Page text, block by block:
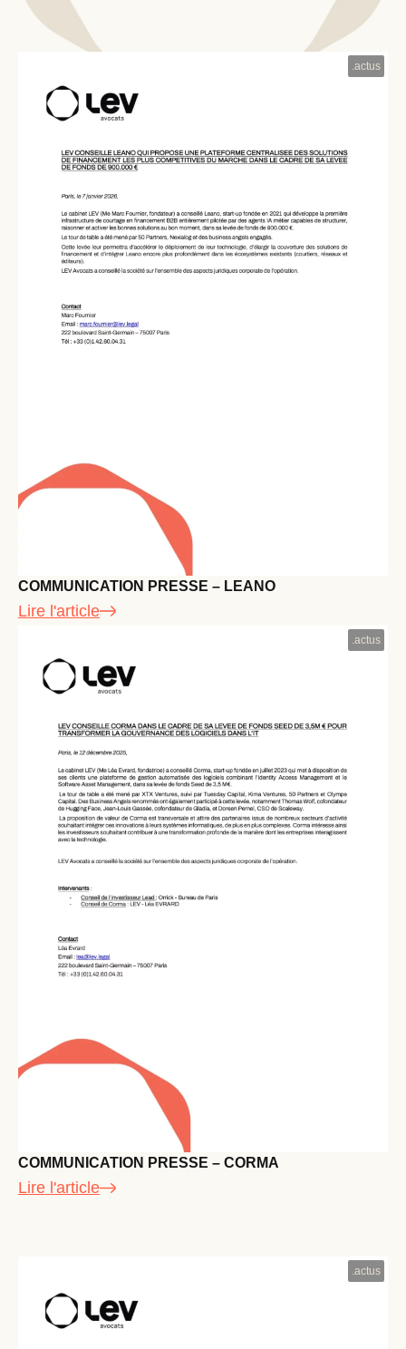
.actus
COMMUNICATION PRESSE – LEANO
Lire l'article
actus
COMMUNICATION PRESSE – CORMA
Lire l'article
.actus